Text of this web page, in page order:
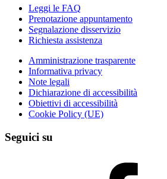
Leggi le FAQ
Prenotazione appuntamento
Segnalazione disservizio
Richiesta assistenza
Amministrazione trasparente
Informativa privacy
Note legali
Dichiarazione di accessibilità
Obiettivi di accessibilità
Cookie Policy (UE)
Seguici su